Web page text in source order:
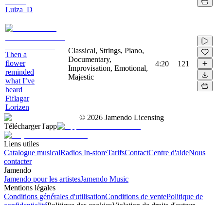
Luiza_D
Then a
flower
reminded
what I’ve
heard
Fiflagar
Lorizen
Classical, Strings, Piano,
Documentary,
Improvisation, Emotional,
Majestic
4:20 121
© 2026 Jamendo Licensing
Télécharger l'app
Liens utiles
Catalogue musicalRadios In-storeTarifsContactCentre d'aideNous
contacter
Jamendo
Jamendo pour les artistesJamendo Music
Mentions légales
Conditions générales d'utilisationConditions de ventePolitique de